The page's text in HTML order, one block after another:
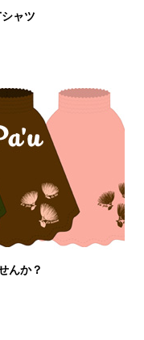
ャツ
んか？